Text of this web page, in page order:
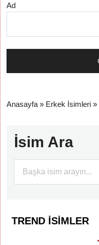
Ad
Anasayfa » Erkek İsimleri »
İsim Ara
TREND İSIMLER